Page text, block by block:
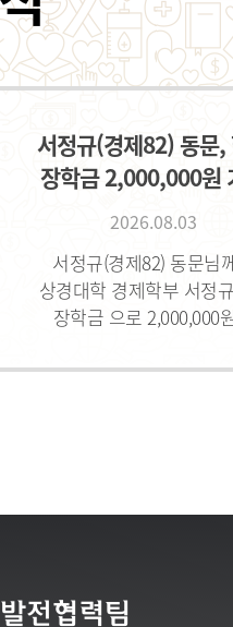
서정규(경제82) 동문,
장학금 2,000,000원
2026.08.03
서정규(경제82) 동문님
상경대학 경제학부 서정
장학금 으로 2,000,000
발전협력팀